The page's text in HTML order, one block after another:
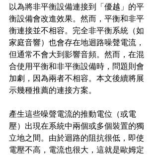
以為將非平衡設備連接到「優越」的平
衡設備會改進效果。然而，平衡和非平
衡連接並不相容。完全非平衡系統（如
家庭音響）也會存在地迴路噪聲電流，
但通常不會大到影響音頻。然而，在混
合使用平衡和非平衡設備時，問題則會
加劇，因為兩者不相容。本文後續將展
示幾種推薦的連接方案。
產生這些噪聲電流的推動電位（或電
壓）出現在系統中兩個或多個裝置的獨
立地之間。由於迴路的阻抗很低，即使
電壓不高，電流也很大，這就是歐姆定